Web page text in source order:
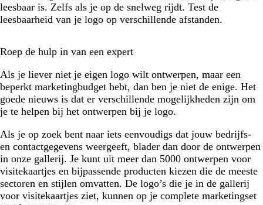
leesbaar is. Zelfs als je op de snelweg rijdt. Test de
leesbaarheid van je logo op verschillende afstanden.
Roep de hulp in van een expert
Als je liever niet je eigen logo wilt ontwerpen, maar een
beperkt marketingbudget hebt, dan ben je niet de enige. Het
goede nieuws is dat er verschillende mogelijkheden zijn om
je te helpen bij het ontwerpen bij je logo.
Als je op zoek bent naar iets eenvoudigs dat jouw bedrijfs-
en contactgegevens weergeeft, blader dan door de ontwerpen
in onze gallerij. Je kunt uit meer dan 5000 ontwerpen voor
visitekaartjes en bijpassende producten kiezen die de meeste
sectoren en stijlen omvatten. De logo’s die je in de gallerij
voor visitekaartjes ziet, kunnen op je complete marketingset